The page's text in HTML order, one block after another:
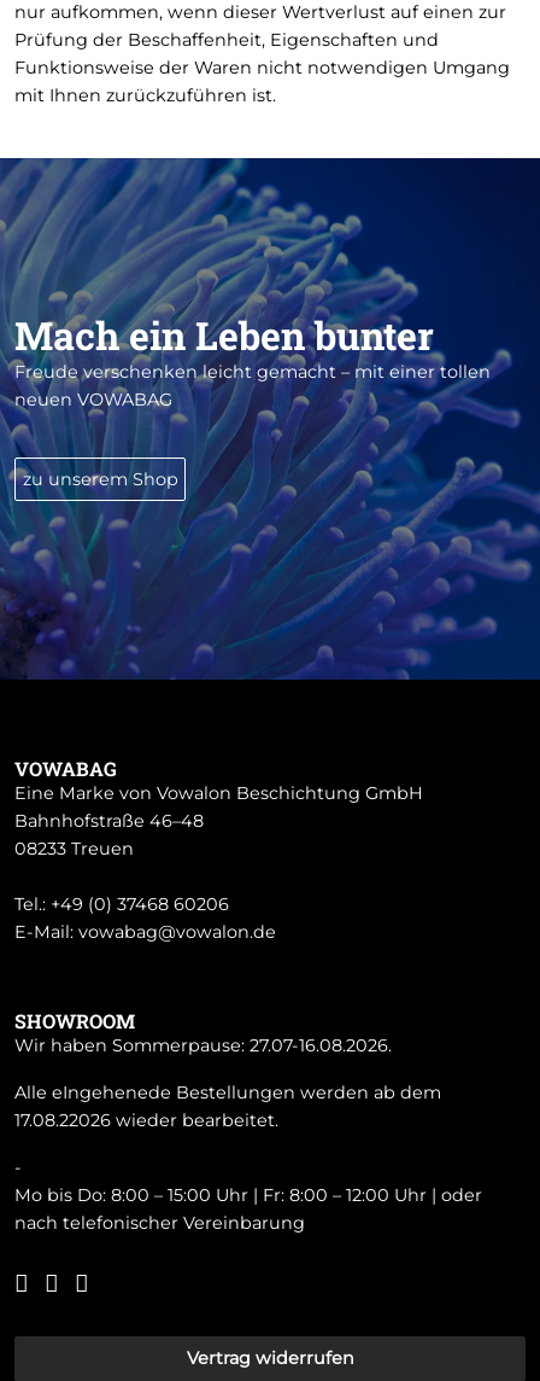
nur aufkommen, wenn dieser Wertverlust auf einen zur
Prüfung der Beschaffenheit, Eigenschaften und
Funktionsweise der Waren nicht notwendigen Umgang
mit Ihnen zurückzuführen ist.
Mach ein Leben bunter
Freude verschenken leicht gemacht – mit einer tollen
neuen VOWABAG
zu unserem Shop
VOWABAG
Eine Marke von Vowalon Beschichtung GmbH
Bahnhofstraße 46–48
08233 Treuen
Tel.: +49 (0) 37468 60206
E-Mail: vowabag@vowalon.de
SHOWROOM
Wir haben Sommerpause: 27.07-16.08.2026.
Alle eIngehenede Bestellungen werden ab dem
17.08.22026 wieder bearbeitet.
-
Mo bis Do: 8:00 – 15:00 Uhr | Fr: 8:00 – 12:00 Uhr | oder
nach telefonischer Vereinbarung
Vertrag widerrufen